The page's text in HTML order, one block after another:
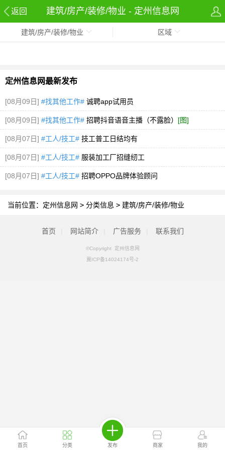
返回 建筑/房产/装修/物业 - 定州信息网
首页 分类 发布 商家 我的
建筑/房产/装修/物业 区域
定州信息网最新发布
[08月09日] #找其他工作# 诚聘app试用员
[08月09日] #找其他工作# 招聘抖音语音主播（不露脸） [图]
[08月07日] #工人/技工# 技工普工日结均有
[08月07日] #工人/技工# 服装加工厂招缝纫工
[08月07日] #工人/技工# 招聘OPPO品牌体验顾问
当前位置： 定州信息网 > 分类信息 > 建筑/房产/装修/物业
首页 网站简介 广告服务 联系我们
©Copyright 定州信息网
冀ICP备14024174号-2